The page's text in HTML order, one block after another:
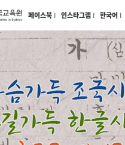
페이스북 l 인스타그램 l 한국어 l